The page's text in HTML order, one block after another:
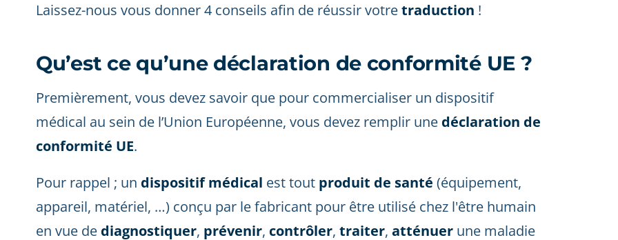
Laissez-nous vous donner 4 conseils afin de réussir votretraduction !
Qu’est ce qu’une déclaration de conformité UE ?
Premièrement, vous devez savoir que pour commercialiser un dispositif
médical au sein de l’Union Européenne, vous devez remplir une déclaration de
conformité UE.
Pour rappel ; un dispositif médical est tout produit de santé (équipement,
appareil, matériel, …) conçu par le fabricant pour être utilisé chez l'être humain
en vue de diagnostiquer, prévenir, contrôler, traiter, atténuer une maladie